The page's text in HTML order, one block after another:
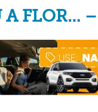
A FLOR…